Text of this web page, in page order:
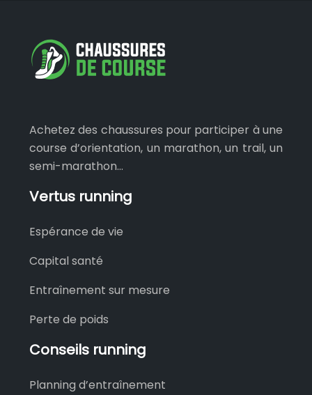
Achetez des chaussures pour participer à une
course d’orientation, un marathon, un trail, un
semi-marathon…
Vertus running
Espérance de vie
Capital santé
Entraînement sur mesure
Perte de poids
Conseils running
Planning d’entraînement